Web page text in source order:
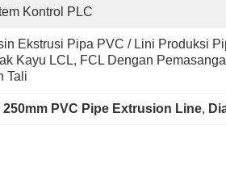
Kontrol PLC
Ekstrusi Pipa PVC / Lini Produksi
Kayu LCL, FCL Dengan
Tali
250mm PVC Pipe Extrusion Line,